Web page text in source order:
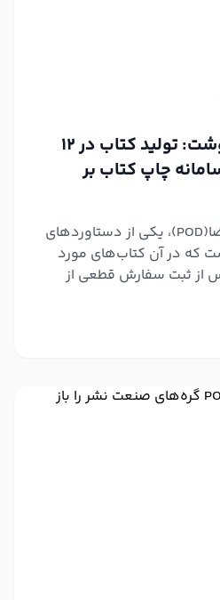
همشهری آنلاین نوشت: تولید کتاب در ۱۲
چاپ کتاب بر
چاپ کتاب مبتنی بر تقاضا(POD)، یکی از دستاوردهای
که در آن کتاب‌های مورد
از ثبت سفارش قطعی از